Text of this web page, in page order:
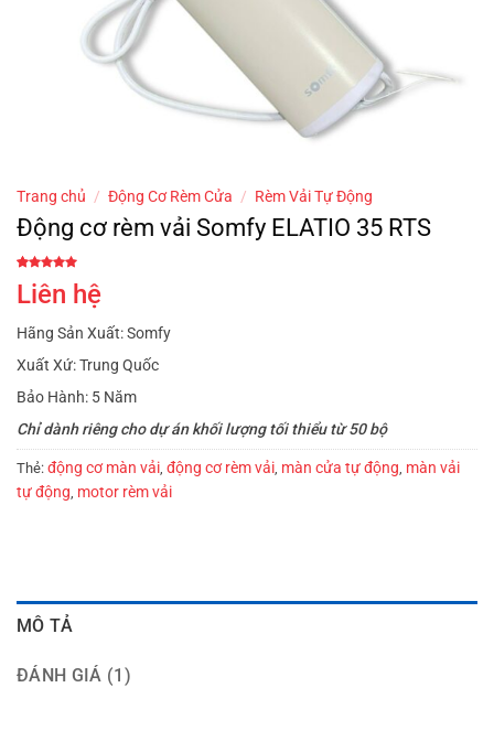
Trang chủ / Động Cơ Rèm Cửa / Rèm Vải Tự Động
Động cơ rèm vải Somfy ELATIO 35 RTS
dựa trên
đánh giá
Liên hệ
Hãng Sản Xuất: Somfy
Xuất Xứ: Trung Quốc
Bảo Hành: 5 Năm
Chỉ dành riêng cho dự án khối lượng tối thiểu từ 50 bộ
Thẻ: động cơ màn vải động cơ rèm vải màn cửa tự động màn vải
tự động motor rèm vải
MÔ TẢ
ĐÁNH GIÁ (1)